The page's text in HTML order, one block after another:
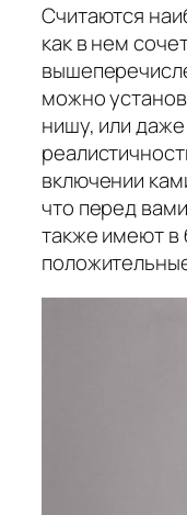
Считаются
как в нем
можно
нишу, или
включении
что перед
также имеют в